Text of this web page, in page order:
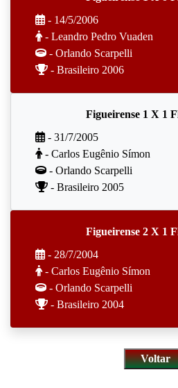
- 14/5/2006
- Leandro Pedro Vuaden
- Orlando Scarpelli
- Brasileiro 2006
Figueirense 1 X 1
- 31/7/2005
- Carlos Eugênio Símon
- Orlando Scarpelli
- Brasileiro 2005
Figueirense 2 X 1
- 28/7/2004
- Carlos Eugênio Símon
- Orlando Scarpelli
- Brasileiro 2004